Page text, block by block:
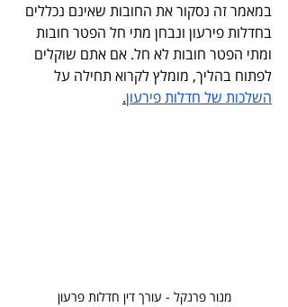
במאמר זה נסקור את החובות שאינם נכללים
בחדלות פירעון ונבחן מתי חל הפטר חובות
ומתי הפטר חובות לא חל. אם אתם שוקלים
לפתוח בהליך, מומלץ לקרוא תחילה על
השלכות של חדלות פירעון.
מנור פרנקל - עורך דין חדלות פרעון